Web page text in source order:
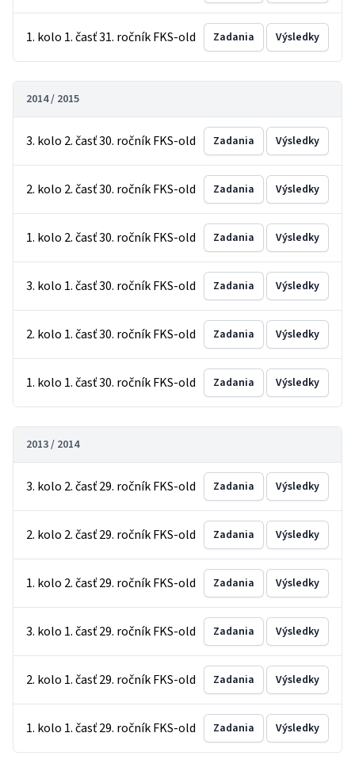
1. kolo 1. časť 31. ročník FKS-old Zadania Výsledky
2014 / 2015
3. kolo 2. časť 30. ročník FKS-old Zadania Výsledky
2. kolo 2. časť 30. ročník FKS-old Zadania Výsledky
1. kolo 2. časť 30. ročník FKS-old Zadania Výsledky
3. kolo 1. časť 30. ročník FKS-old Zadania Výsledky
2. kolo 1. časť 30. ročník FKS-old Zadania Výsledky
1. kolo 1. časť 30. ročník FKS-old Zadania Výsledky
2013 / 2014
3. kolo 2. časť 29. ročník FKS-old Zadania Výsledky
2. kolo 2. časť 29. ročník FKS-old Zadania Výsledky
1. kolo 2. časť 29. ročník FKS-old Zadania Výsledky
3. kolo 1. časť 29. ročník FKS-old Zadania Výsledky
2. kolo 1. časť 29. ročník FKS-old Zadania Výsledky
1. kolo 1. časť 29. ročník FKS-old Zadania Výsledky